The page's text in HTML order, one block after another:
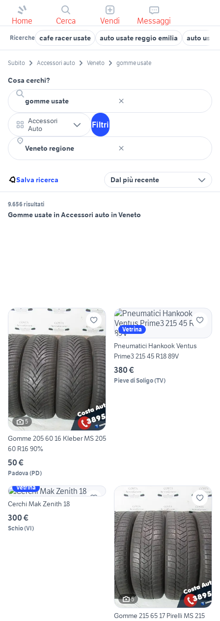
Home Cerca Vendi Messaggi
Ricerche cafe racer usate auto usate reggio emilia auto
Subito Accessori auto Veneto gomme usate
Cosa cerchi?
Accessori
Auto
Filtri
Salva ricerca Dal più recente
9.656 risultati
Gomme usate in Accessori auto in Veneto
5
Gomme 205 60 16 Kleber MS 205
60 R16 90%
50 €
Padova (PD)
Vetrina
Pneumatici Hankook Ventus
Prime3 215 45 R18 89V
380 €
Pieve di Soligo(TV)
Vetrina
Cerchi Mak Zenith 18
300 €
Schio(VI)
5
Gomme 215 65 17 Pirelli MS 215